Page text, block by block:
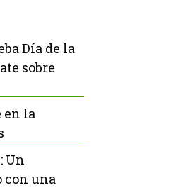
Día de la
sobre
en la
Un
con una